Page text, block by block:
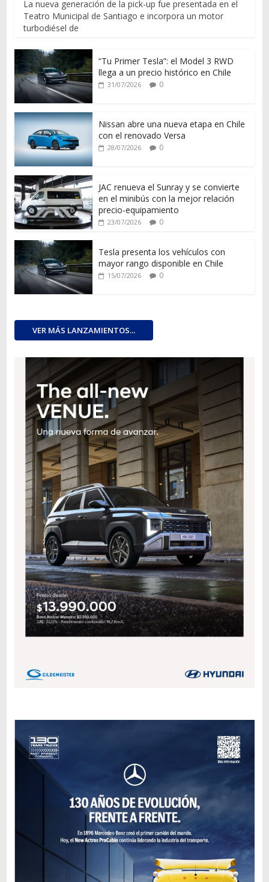
La nueva generación de la pick-up fue presentada en el
Teatro Municipal de Santiago e incorpora un motor
turbodiésel de
“Tu Primer Tesla”: el Model 3 RWD
llega a un precio histórico en Chile
31/07/2026 0
Nissan abre una nueva etapa en Chile
con el renovado Versa
28/07/2026 0
JAC renueva el Sunray y se convierte
en el minibús con la mejor relación
precio-equipamiento
23/07/2026 0
Tesla presenta los vehículos con
mayor rango disponible en Chile
15/07/2026 0
VER MÁS LANZAMIENTOS...